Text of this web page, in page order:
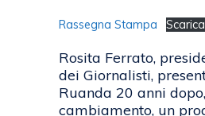
Rassegna Stampa Scarica
Rosita Ferrato,
dei Giornalisti,
Ruanda 20 anni
cambiamento, un